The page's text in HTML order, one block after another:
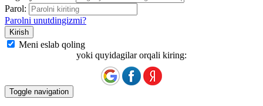
Parol:
Parolni unutdingizmi?
Meni eslab qoling
yoki quyidagilar orqali kiring:
Toggle navigation